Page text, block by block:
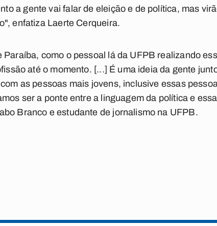
a gente vai falar de eleição e de política, mas
enfatiza Laerte Cerqueira.
Paraíba, como o pessoal lá da UFPB realizando
até o momento. [...] É uma ideia da gente
as pessoas mais jovens, inclusive essas
ser a ponte entre a linguagem da política e
Branco e estudante de jornalismo na UFPB.